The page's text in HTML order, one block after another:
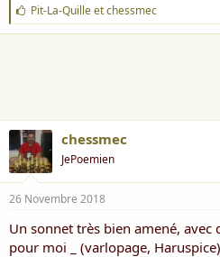
J
'
a
Pit-La-Quilleetchessmec
chessmec
JePoemien
26 Novembre 2018
Un sonnet très bien amené, avec
pour moi _ (varlopage,